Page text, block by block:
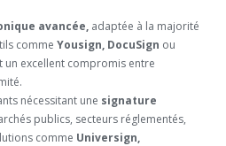
avancée, adaptée à la majorité
comme Yousign, DocuSign ou
un excellent compromis entre
nécessitant une signature
publics, secteurs réglementés,
comme Universign,